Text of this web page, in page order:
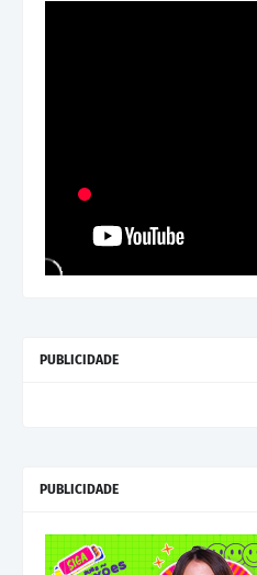
PUBLICIDADE
PUBLICIDADE